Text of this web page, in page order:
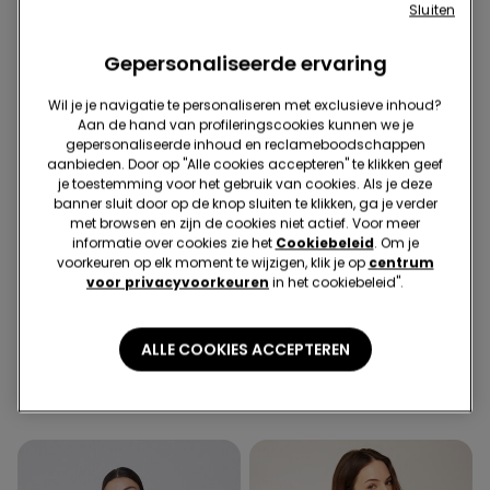
Gerecycleerde microvezel
Voorgevormde en Diep
Uitgesneden Bandeau-BH
Microvezel
3+3 gratis
5 Paar Enkelsokken van
Katoen in Effen Kleur
Gepersonaliseerde ervaring
Wil je je navigatie te personaliseren met exclusieve inhoud?
Aan de hand van profileringscookies kunnen we je
gepersonaliseerde inhoud en reclameboodschappen
aanbieden. Door op "Alle cookies accepteren" te klikken geef
je toestemming voor het gebruik van cookies. Als je deze
banner sluit door op de knop sluiten te klikken, ga je verder
met browsen en zijn de cookies niet actief. Voor meer
informatie over cookies zie het Cookiebeleid. Om je
voorkeuren op elk moment te wijzigen, klik je op centrum
voor privacyvoorkeuren in het cookiebeleid".
ALLE COOKIES ACCEPTEREN
Sluiten